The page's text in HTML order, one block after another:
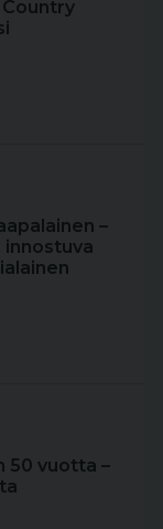
Country
–
50 vuotta –